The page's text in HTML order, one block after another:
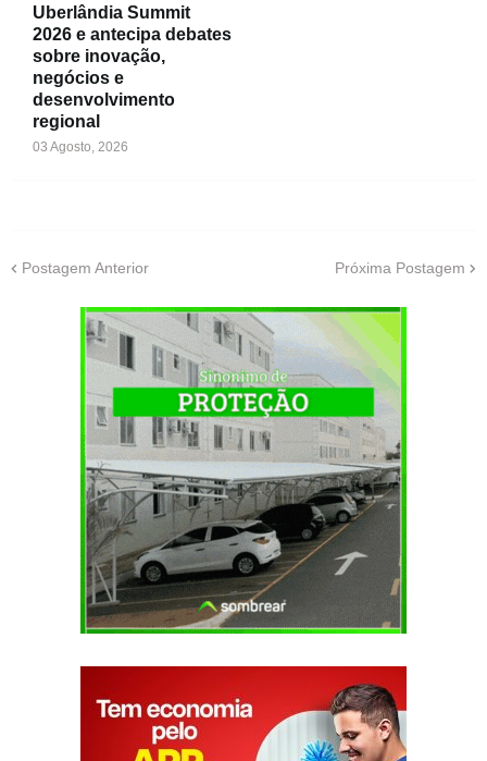
Uberlândia Summit
2026 e antecipa debates
sobre inovação,
negócios e
desenvolvimento
regional
03 Agosto, 2026
Postagem Anterior Próxima Postagem